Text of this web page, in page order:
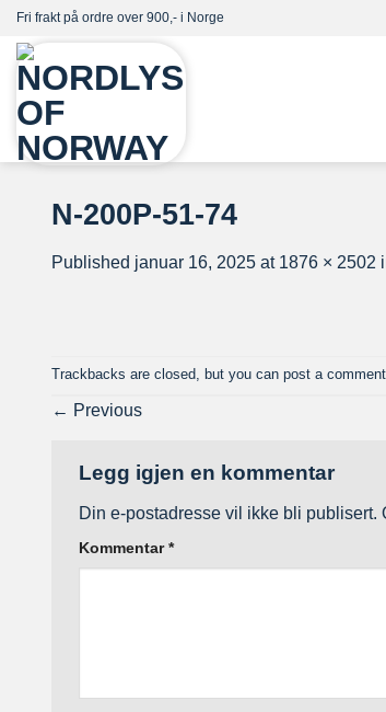
Skip
content
Fri frakt på ordre over 900,- i Norge
N-200P-51-74
Published januar 16, 2025 at 1876 × 2502
Trackbacks are closed, but you can post a comment
← Previous
Legg igjen en kommentar
Din e-postadresse vil ikke bli publisert.
Kommentar*